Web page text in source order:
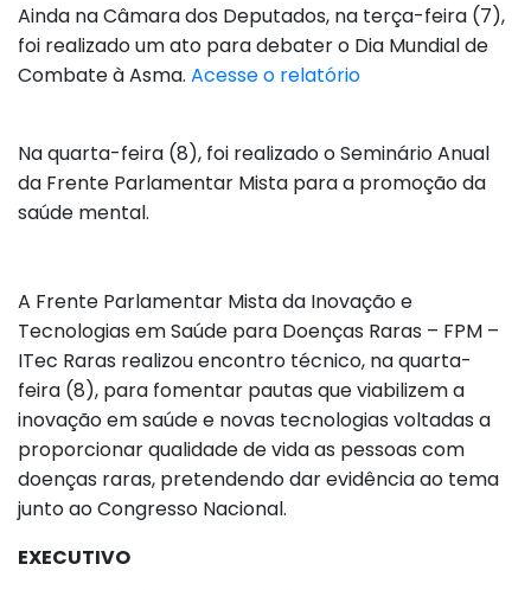
Ainda na Câmara dos Deputados, na terça-feira (7),
foi realizado um ato para debater o Dia Mundial de
Combate à Asma. Acesse o relatório
Na quarta-feira (8), foi realizado o Seminário Anual
da Frente Parlamentar Mista para a promoção da
saúde mental.
A Frente Parlamentar Mista da Inovação e
Tecnologias em Saúde para Doenças Raras – FPM –
ITec Raras realizou encontro técnico, na quarta-
feira (8), para fomentar pautas que viabilizem a
inovação em saúde e novas tecnologias voltadas a
proporcionar qualidade de vida as pessoas com
doenças raras, pretendendo dar evidência ao tema
junto ao Congresso Nacional.
EXECUTIVO